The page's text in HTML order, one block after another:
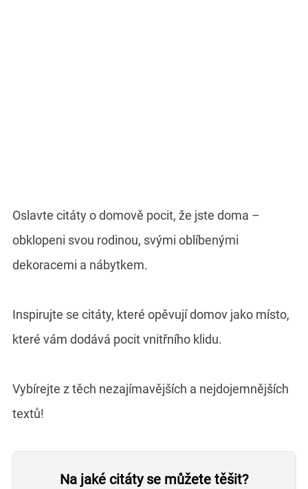
Oslavte citáty o domově pocit, že jste doma –
obklopeni svou rodinou, svými oblíbenými
dekoracemi a nábytkem.
Inspirujte se citáty, které opěvují domov jako místo,
které vám dodává pocit vnitřního klidu.
Vybírejte z těch nezajímavějších a nejdojemnějších
textů!
Na jaké citáty se můžete těšit?